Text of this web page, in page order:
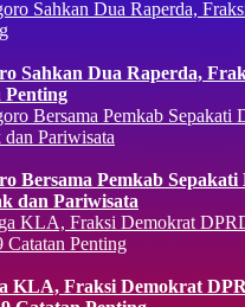
Sahkan Dua Raperda,
Penting
Bersama Pemkab Sepakati
dan Pariwisata
KLA, Fraksi Demokrat